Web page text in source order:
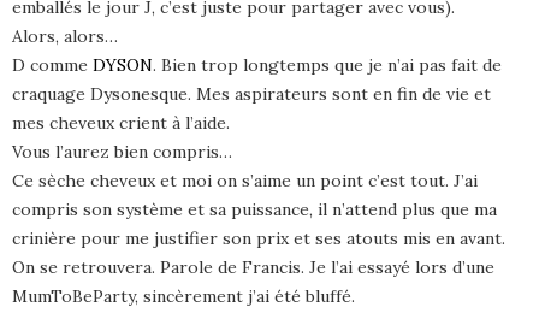
emballés le jour J, c’est juste pour partager avec vous).
Alors, alors…
D comme DYSON. Bien trop longtemps que je n’ai pas fait de
craquage Dysonesque. Mes aspirateurs sont en fin de vie et
mes cheveux crient à l’aide.
Vous l’aurez bien compris…
Ce sèche cheveux et moi on s’aime un point c’est tout. J’ai
compris son système et sa puissance, il n’attend plus que ma
crinière pour me justifier son prix et ses atouts mis en avant.
On se retrouvera. Parole de Francis. Je l’ai essayé lors d’une
MumToBeParty, sincèrement j’ai été bluffé.